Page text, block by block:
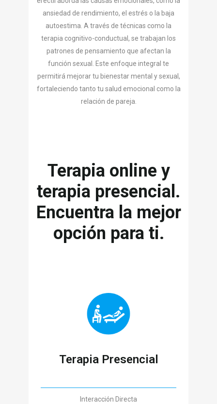
ansiedad de rendimiento, el estrés o la baja
autoestima. A través de técnicas como la
terapia cognitivo-conductual, se trabajan los
patrones de pensamiento que afectan la
función sexual. Este enfoque integral te
permitirá mejorar tu bienestar mental y sexual,
fortaleciendo tanto tu salud emocional como la
relación de pareja.
Terapia online y
terapia presencial.
Encuentra la mejor
opción para ti.
Terapia Presencial
Interacción Directa